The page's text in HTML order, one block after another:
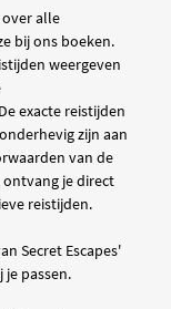
alle
bij ons boeken.
weergeven
exacte reistijden
zijn aan
van de
je direct
reistijden.
Secret Escapes'
passen.